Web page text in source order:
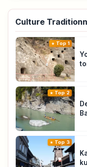
Culture
Top 1
Top 2
Top 3